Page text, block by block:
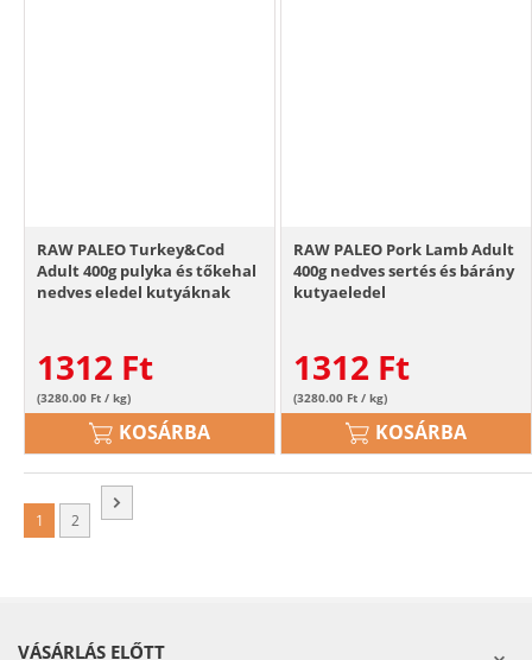
RAW PALEO Turkey&Cod
Adult 400g pulyka és tőkehal
nedves eledel kutyáknak
1312 Ft
(3280.00 Ft / kg)
KOSÁRBA
RAW PALEO Pork Lamb Adult
400g nedves sertés és bárány
kutyaeledel
1312 Ft
(3280.00 Ft / kg)
KOSÁRBA
1 2
VÁSÁRLÁS ELŐTT